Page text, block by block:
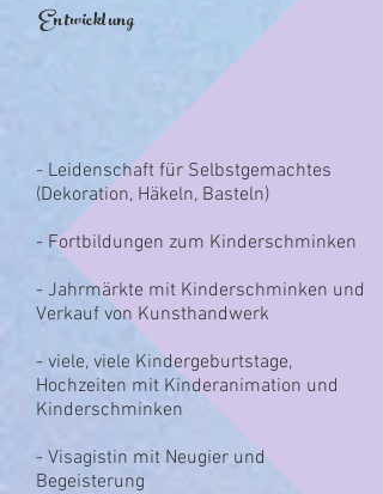
Entwicklung
- Leidenschaft für Selbstgemachtes
(Dekoration, Häkeln, Basteln)
- Fortbildungen zum Kinderschminken
- Jahrmärkte mit Kinderschminken und
Verkauf von Kunsthandwerk
- viele, viele Kindergeburtstage,
Hochzeiten mit Kinderanimation und
Kinderschminken
- Visagistin mit Neugier und
Begeisterung